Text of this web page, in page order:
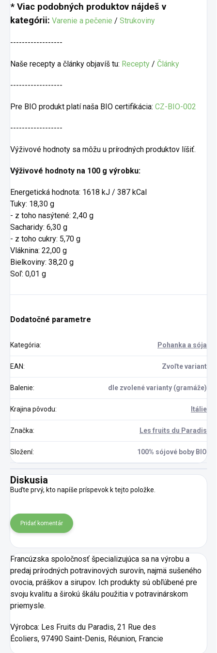
* Viac podobných produktov nájdeš v
kategórii: Varenie a pečenie / Strukoviny
------------------
Naše recepty a články objavíš tu: Recepty / Články
------------------
Pre BIO produkt platí naša BIO certifikácia: CZ-BIO-002
------------------
Výživové hodnoty sa môžu u prírodných produktov líšiť.
Výživové hodnoty na 100 g výrobku:
Energetická hodnota: 1618 kJ / 387 kCal
Tuky: 18,30 g
- z toho nasýtené: 2,40 g
Sacharidy: 6,30 g
- z toho cukry: 5,70 g
Vláknina: 22,00 g
Bielkoviny: 38,20 g
Soľ: 0,01 g
Dodatočné parametre
Kategória: Pohanka a sója
EAN: Zvoľte variant
Balenie: dle zvolené varianty (gramáže)
Krajina pôvodu: Itálie
Značka: Les fruits du Paradis
Složení: 100% sójové boby BIO
Diskusia
Buďte prvý, kto napíše príspevok k tejto položke.
Pridať komentár
Francúzska spoločnosť špecializujúca sa na výrobu a
predaj prírodných potravinových surovín, najmä sušeného
ovocia, práškov a sirupov. Ich produkty sú obľúbené pre
svoju kvalitu a širokú škálu použitia v potravinárskom
priemysle.
Výrobca: Les Fruits du Paradis, 21 Rue des
Écoliers, 97490 Saint-Denis, Réunion, Francie